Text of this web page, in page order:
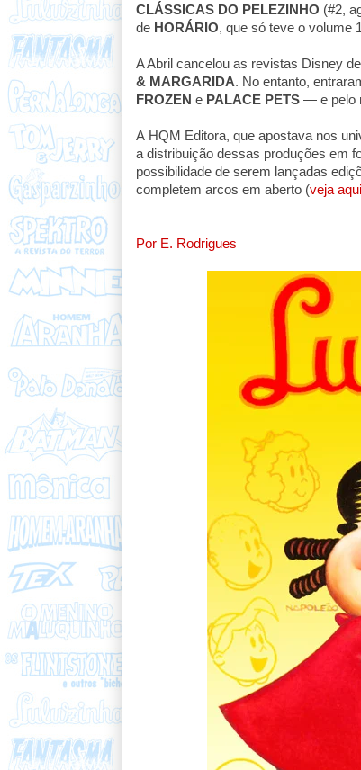
CLÁSSICAS DO PELEZINHO (#2,
de HORÁRIO, que só teve o volume
A Abril cancelou as revistas Disney
& MARGARIDA. No entanto,
FROZEN e PALACE PETS— e pelo
A HQM Editora, que apostava nos
a distribuição dessas produções em
possibilidade de serem lançadas
completem arcos em aberto (veja aqui
Por E. Rodrigues